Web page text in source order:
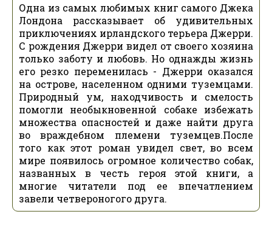
Одна из самых любимых книг самого Джека
Лондона рассказывает об удивительных
приключениях ирландского терьера Джерри.
С рождения Джерри видел от своего хозяина
только заботу и любовь. Но однажды жизнь
его резко переменилась - Джерри оказался
на острове, населенном одними туземцами.
Природный ум, находчивость и смелость
помогли необыкновенной собаке избежать
множества опасностей и даже найти друга
во враждебном племени туземцев.После
того как этот роман увидел свет, во всем
мире появилось огромное количество собак,
названных в честь героя этой книги, а
многие читатели под ее впечатлением
завели четвероногого друга.